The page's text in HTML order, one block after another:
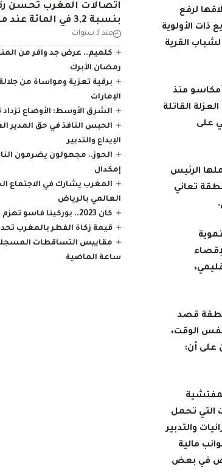
لرفع
الأولوية
القرية
منذ
من العزلة القاتلة
على
الرئيس
تعاني
.
قصد
الوقت،
على أن:
التي تحمل
والتدبير
مالية
في بعض
اتصالات المغرب تحسن
بنسبة 3,2 في المائة عند متم شتنبر 2023
منذ 3 سنوات
كلميم.. عرض جد وافر من
رمضان الأبرك
برقية تعزية ومواساة من
الإمارات
الشرق الأوسط: الأوضاع تزداد
الحبس النافذ في حق المدير
الإيداع والتدبير
الحوز.. مجهولون يضرمون
إمكدال
المغرب يشارك في الاجتماع
العالمي بالرياض
كان 2023.. بوركينا فاسو تهزم موريتانيا بهدف للاشيء
قيمة زكاة الفطر بالمغرب تحدد في
ساعة الماضية